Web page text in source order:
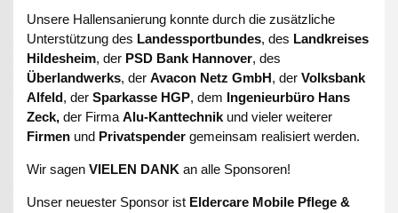
Unsere Hallensanierung konnte durch die zusätzliche
Unterstützung des Landessportbundes, des Landkreises
Hildesheim, der PSD Bank Hannover, des
Überlandwerks, derAvacon Netz GmbH, derVolksbank
Alfeld, derSparkasse HGP, dem Ingenieurbüro Hans
Zeck,der FirmaAlu-Kanttechnik und vieler weiterer
Firmen und Privatspender gemeinsam realisiert werden.
Wir sagen VIELEN DANK an alle Sponsoren!
Unser neuester Sponsor ist Eldercare Mobile Pflege &